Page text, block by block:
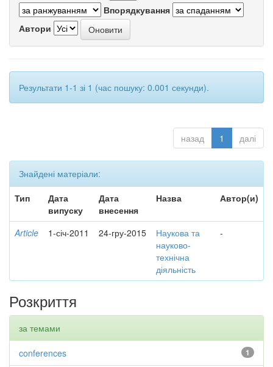
Впорядкування
Автори
Результати 1-1 зі 1 (час пошуку: 0.001 секунди).
назад 1 далі
Знайдені матеріали:
Тип
Дата
випуску
Дата
внесення
Назва Автор(и)
Article 1-січ-2011 24-гру-2015
Наукова та
науково-
технічна
діяльність
-
Розкриття
за темами
1
conferences